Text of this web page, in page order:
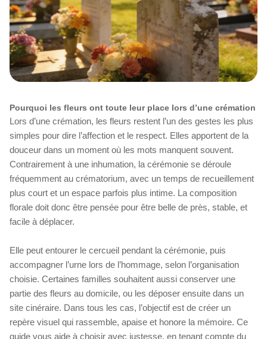
Pourquoi les fleurs ont toute leur place lors d’une crémation
Lors d’une crémation, les fleurs restent l’un des gestes les plus
simples pour dire l’affection et le respect. Elles apportent de la
douceur dans un moment où les mots manquent souvent.
Contrairement à une inhumation, la cérémonie se déroule
fréquemment au crématorium, avec un temps de recueillement
plus court et un espace parfois plus intime. La composition
florale doit donc être pensée pour être belle de près, stable, et
facile à déplacer.
Elle peut entourer le cercueil pendant la cérémonie, puis
accompagner l’urne lors de l’hommage, selon l’organisation
choisie. Certaines familles souhaitent aussi conserver une
partie des fleurs au domicile, ou les déposer ensuite dans un
site cinéraire. Dans tous les cas, l’objectif est de créer un
repère visuel qui rassemble, apaise et honore la mémoire. Ce
guide vous aide à choisir avec justesse, en tenant compte du